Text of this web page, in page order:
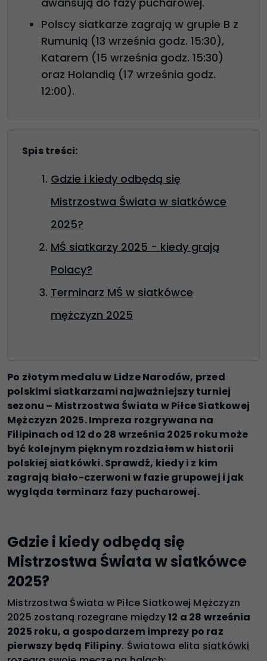
Polscy siatkarze zagrają w grupie B z
Rumunią (13 września godz. 15:30),
Katarem (15 września godz. 15:30)
oraz Holandią (17 września godz.
12:00).
Spis treści:
Gdzie i kiedy odbędą się
Mistrzostwa Świata w siatkówce
2025?
MŚ siatkarzy 2025 - kiedy grają
Polacy?
Terminarz MŚ w siatkówce
mężczyzn 2025
Po złotym medalu w Lidze Narodów, przed
polskimi siatkarzami najważniejszy turniej
sezonu – Mistrzostwa Świata w Piłce Siatkowej
Mężczyzn 2025. Impreza rozgrywana na
Filipinach od 12 do 28 września 2025 roku może
być kolejnym pięknym rozdziałem w historii
polskiej siatkówki. Sprawdź, kiedy i z kim
zagrają biało-czerwoni w fazie grupowej i jak
wygląda terminarz fazy pucharowej.
Gdzie i kiedy odbędą się
Mistrzostwa Świata w siatkówce
2025?
Mistrzostwa Świata w Piłce Siatkowej Mężczyzn
2025 zostaną rozegrane między12 a 28 września
2025 roku, a gospodarzem imprezy po raz
pierwszy będą Filipiny. Światowa elita siatkówki